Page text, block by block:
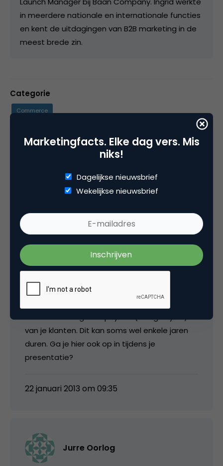
in meerdere nationale en internationale functies
en kent de uitdagingen van B2B marketing in de
meest brede zin.
Categorie
Commerce
Tags
e-business, interview
lead generation
4 Reacties
Fedor Achterkamp
van je klanten. Dit kan soms wel enkele jaren
duren. Ga je hier ook op in tijdens je
presentatie?
22 januari 2013 om 09:35
Jurre Oorlog
Marketingfacts. Elke dag vers. Mis
niks!
Dagelijkse nieuwsbrief
Wekelijkse nieuwsbrief